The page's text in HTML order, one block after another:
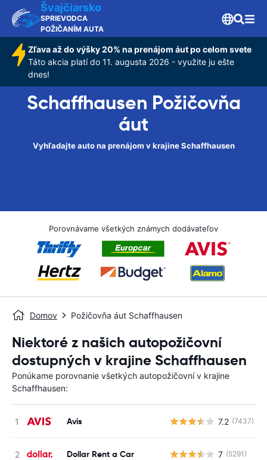
Švajčiarsko
SPRIEVODCA
POŽIČANÍM AUTA
Zľava až do výšky 20% na prenájom áut po celom svete
Táto akcia platí do 11. augusta 2026 - využite ju ešte
dnes!
Schaffhausen Požičovňa
áut
Vyhľadajte auto na prenájom v krajine Schaffhausen
Porovnávame všetkých známych dodávateľov
Domov Požičovňa áut Schaffhausen
Niektoré z našich autopožičovní
dostupných v krajine Schaffhausen
Ponúkame porovnanie všetkých autopožičovní v krajine
Schaffhausen:
Avis 7.2 (7437)
Dollar Rent a Car 7 (5291)